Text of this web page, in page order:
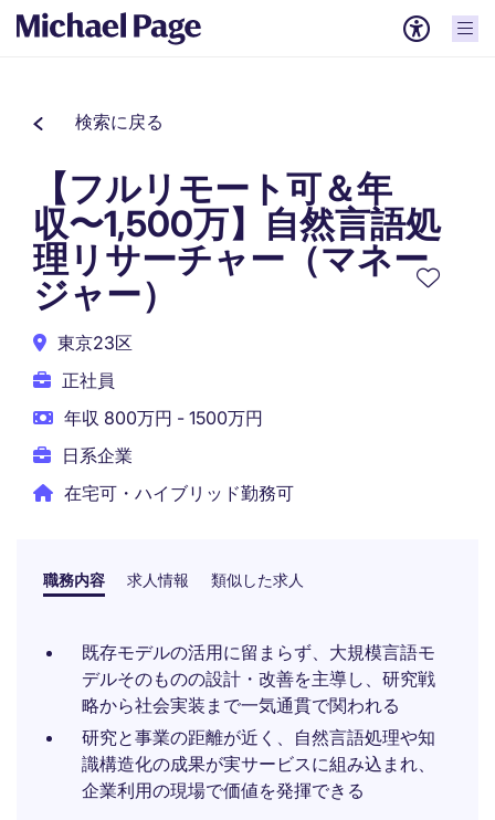
検索に戻る
【フルリモート可＆年
収〜1,500万】自然言語処
理リサーチャー（マネー
ジャー）
東京23区
正社員
年収 800万円 - 1500万円
日系企業
在宅可・ハイブリッド勤務可
職務内容 求人情報 類似した求人
既存モデルの活用に留まらず、大規模言語モ
デルそのものの設計・改善を主導し、研究戦
略から社会実装まで一気通貫で関われる
研究と事業の距離が近く、自然言語処理や知
識構造化の成果が実サービスに組み込まれ、
企業利用の現場で価値を発揮できる